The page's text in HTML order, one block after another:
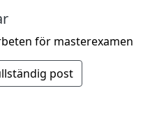
för masterexamen
post